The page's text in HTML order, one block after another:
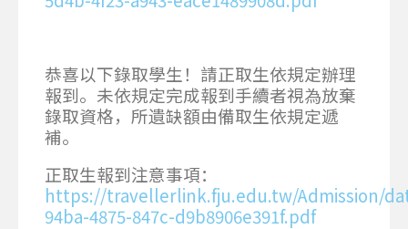
恭喜以下錄取學生！請正取生依規定辦理
報到。未依規定完成報到手續者視為放棄
錄取資格，所遺缺額由備取生依規定遞
補。
正取生報到注意事項：
https://travellerlink.fju.edu.tw/Admission/
94ba-4875-847c-d9b8906e391f.pdf